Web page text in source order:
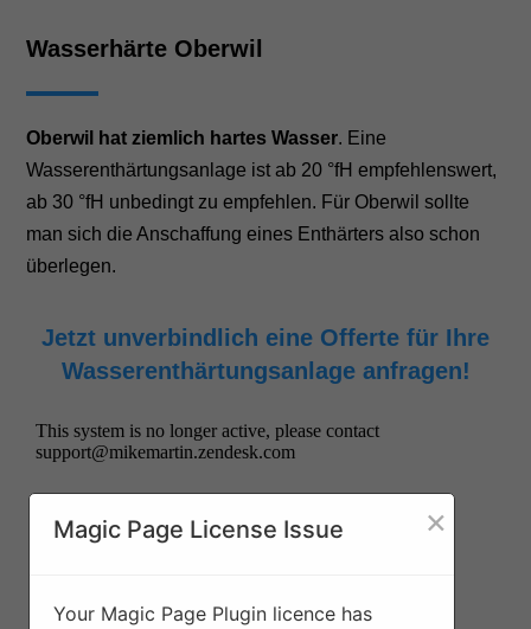
Wasserhärte Oberwil
Oberwil hat ziemlich hartes Wasser. Eine
Wasserenthärtungsanlage ist ab 20 °fH empfehlenswert,
ab 30 °fH unbedingt zu empfehlen. Für Oberwil sollte
man sich die Anschaffung eines Enthärters also schon
überlegen.
Jetzt unverbindlich eine Offerte für Ihre
Wasserenthärtungsanlage anfragen!
Magic Page License Issue ×
Your Magic Page Plugin licence has